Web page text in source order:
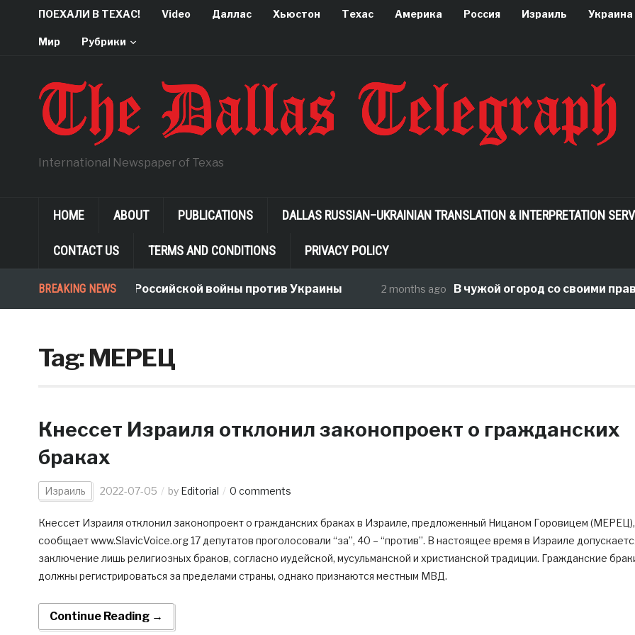
ПОЕХАЛИ В ТЕХАС! Video Даллас Хьюстон Техас Америка Россия Израиль Украина
Мир Рубрики
International Newspaper of Texas
HOME ABOUT PUBLICATIONS DALLAS RUSSIAN–UKRAINIAN TRANSLATION & INTERPRETATION
CONTACT US TERMS AND CONDITIONS PRIVACY POLICY
BREAKING NEWS
Неологизмы Российской войны против Украины 2 months ago В чужой огород со своими
Tag:МЕРЕЦ
Кнессет Израиля отклонил законопроект о гражданских
браках
Израиль 2022-07-05 by Editorial 0 comments
Кнессет Израиля отклонил законопроект о гражданских браках в Израиле, предложенный Ницаном Горовицем
сообщает www.SlavicVoice.org 17 депутатов проголосовали “за”, 40 – “против”. В настоящее время в Израиле
заключение лишь религиозных браков, согласно иудейской, мусульманской и христианской традиции. Гражданские
должны регистрироваться за пределами страны, однако признаются местным МВД.
Continue Reading →